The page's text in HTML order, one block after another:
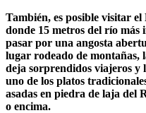
También, es posible visitar
donde 15 metros del río más
pasar por una angosta
lugar rodeado de montañas,
deja sorprendidos viajeros y
uno de los platos
asadas en piedra de laja del
o encima.